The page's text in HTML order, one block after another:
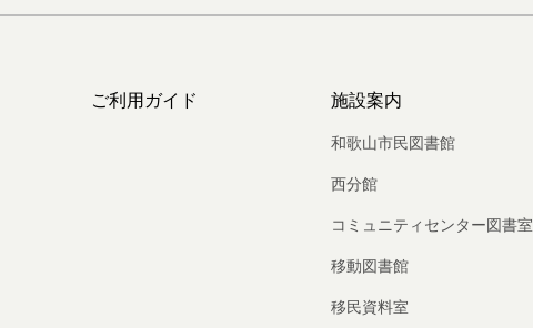
ご利用ガイド 施設案内
和歌山市民図書館
西分館
コミュニティセンター図書室
移動図書館
移民資料室